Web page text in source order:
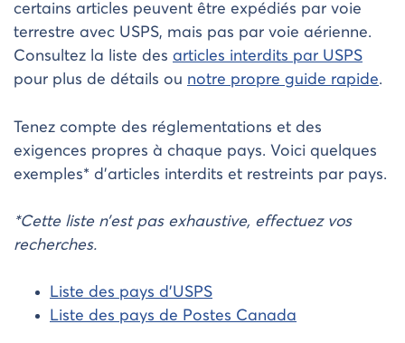
certains articles peuvent être expédiés par voie
terrestre avec USPS, mais pas par voie aérienne.
Consultez la liste des articles interdits par USPS
pour plus de détails ou notre propre guide rapide.
Tenez compte des réglementations et des
exigences propres à chaque pays. Voici quelques
exemples* d’articles interdits et restreints par pays.
*Cette liste n’est pas exhaustive, effectuez vos
recherches.
Liste des pays d’USPS
Liste des pays de Postes Canada